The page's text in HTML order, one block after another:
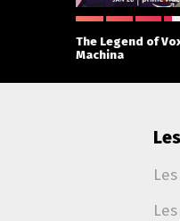
The Legend of
Machina